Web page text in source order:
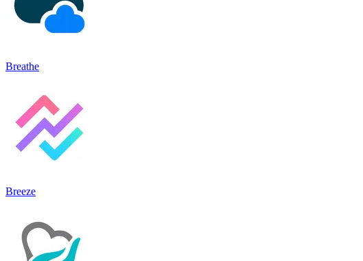
Breathe
Breeze